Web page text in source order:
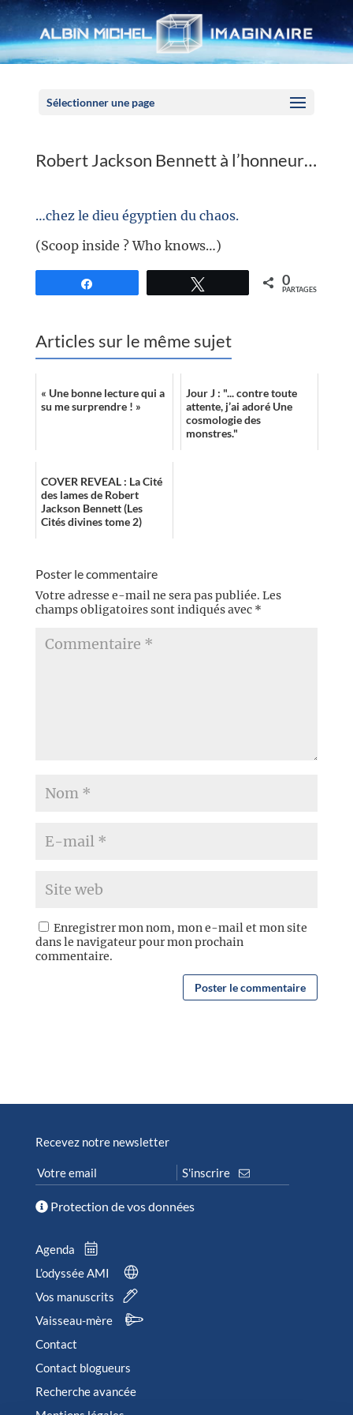
Sélectionner une page
Robert Jackson Bennett à l’honneur…
…chez le dieu égyptien du chaos.
(Scoop inside ? Who knows…)
0
PARTAGES
Articles sur le même sujet
« Une bonne lecture qui a
su me surprendre ! »
Jour J : "... contre toute
attente, j’ai adoré Une
cosmologie des
monstres."
COVER REVEAL : La Cité
des lames de Robert
Jackson Bennett (Les
Cités divines tome 2)
Poster le commentaire
Votre adresse e-mail ne sera pas publiée. Les
champs obligatoires sont indiqués avec *
Enregistrer mon nom, mon e-mail et mon site
dans le navigateur pour mon prochain
commentaire.
Recevez notre newsletter
Protection de vos données
Agenda
L’odyssée AMI
Vos manuscrits
Vaisseau-mère
Contact
Contact blogueurs
Recherche avancée
Panneau de gestion des cookies